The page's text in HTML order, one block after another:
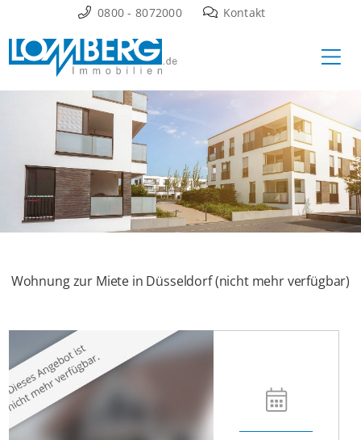
Inhalt
springen
0800 - 8072000 Kontakt
Wohnung zur Miete in Düsseldorf (nicht mehr verfügbar)